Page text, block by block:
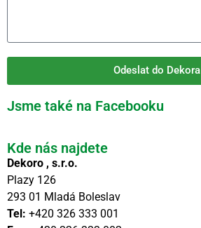
Odeslat do Dekora
Jsme také na Facebooku
Kde nás najdete
Dekoro , s.r.o.
Plazy 126
293 01 Mladá Boleslav
Tel: +420 326 333 001